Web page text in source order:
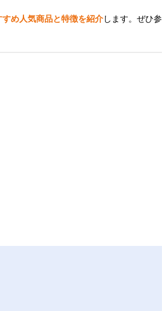
め人気商品と特徴を紹介します。ぜひ参